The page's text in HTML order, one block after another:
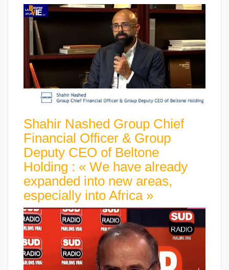
Shahir Nashed Group Chief
Financial Officer & Group
Deputy CEO of Beltone
Holding : « We have already
expanded into new areas,
especially into Africa »